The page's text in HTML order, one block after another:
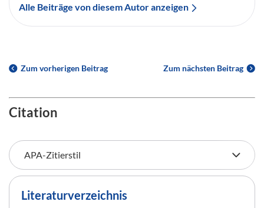
Alle Beiträge von diesem Autor anzeigen
Zum vorherigen Beitrag Zum nächsten Beitrag
Citation
Literaturverzeichnis